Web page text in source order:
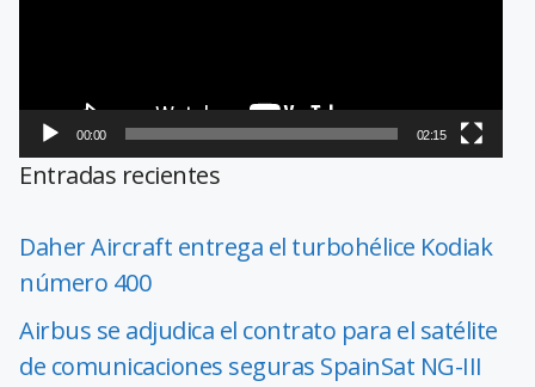
00:00 02:15
Entradas recientes
Daher Aircraft entrega el turbohélice Kodiak
número 400
Airbus se adjudica el contrato para el satélite
de comunicaciones seguras SpainSat NG-III